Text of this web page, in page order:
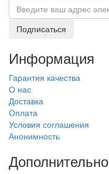
Подписаться
Информация
Гарантия качества
О нас
Доставка
Оплата
Условия соглашения
Анонимность
Дополнительно